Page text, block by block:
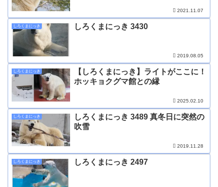
2021.11.07
しろくまにっき しろくまにっき 3430
2019.08.05
しろくまにっき
【しろくまにっき】ライトがここに！
ホッキョクグマ館との縁
2025.02.10
しろくまにっき
しろくまにっき 3489 真冬日に突然の
吹雪
2019.11.28
しろくまにっき しろくまにっき 2497